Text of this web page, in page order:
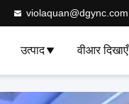
violaquan@dgync.com
उत्पाद वीआर दिखाएँ